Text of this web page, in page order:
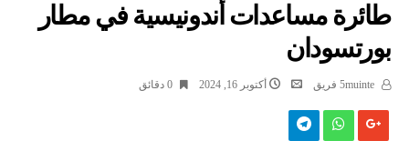
طائرة مساعدات أندونيسية في مطار
بورتسودان
أكتوبر 16, 2024 0 ‫دقائق‬